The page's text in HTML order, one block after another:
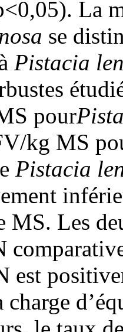
La
se
Pistacia
pour
kg MS
Pistacia
MS. Les
est
charge